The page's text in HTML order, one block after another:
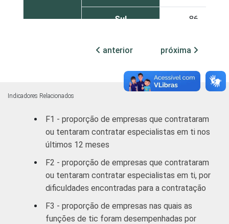
Sul 86
ATUAÇÃO -
Indústria de
transformação
85
Comércio;
reparação de
automotores e
motocicletas
Transporte,
armazenagem e
79
anterior próxima
Indicadores Relacionados
F1 - proporção de empresas que contrataram
ou tentaram contratar especialistas em ti nos
últimos 12 meses
F2 - proporção de empresas que contrataram
ou tentaram contratar especialistas em ti, por
dificuldades encontradas para a contratação
F3 - proporção de empresas nas quais as
funções de tic foram desempenhadas por